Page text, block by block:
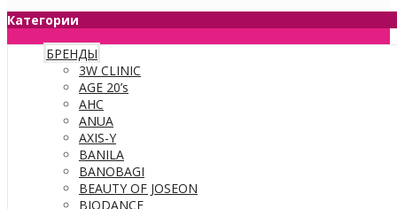
Категории
БРЕНДЫ
3W CLINIC
AGE 20’s
AHC
ANUA
AXIS-Y
BANILA
BANOBAGI
BEAUTY OF JOSEON
BIODANCE